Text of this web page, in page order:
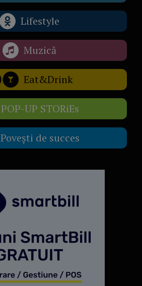
Lifestyle
Muzică
Eat&Drink
POP-UP STORiEs
Povești de succes